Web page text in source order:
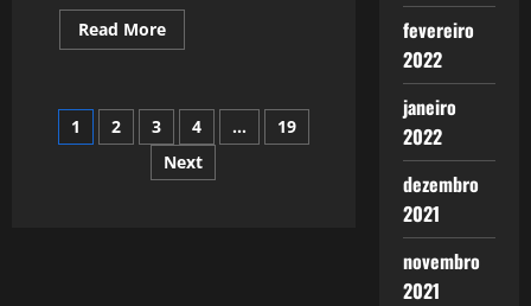
Read MoreRead
more
Golpe
Permanente?
Paginação
1 2 3 4 …
19
Next
fevereiro
2022
janeiro
2022
dezembro
2021
novembro
2021